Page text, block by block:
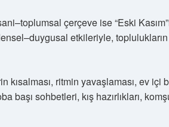
çerçeve ise “Eski
etkileriyle,
kısalması, ritmin yavaşlaması, ev içi
başı sohbetleri, kış hazırlıkları,